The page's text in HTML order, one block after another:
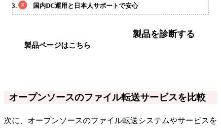
国内DC運用と日本人サポートで安心
製品ページはこちら
製品を診断する
オープンソースのファイル転送サービスを比較
次に、オープンソースのファイル転送システムやサービスを